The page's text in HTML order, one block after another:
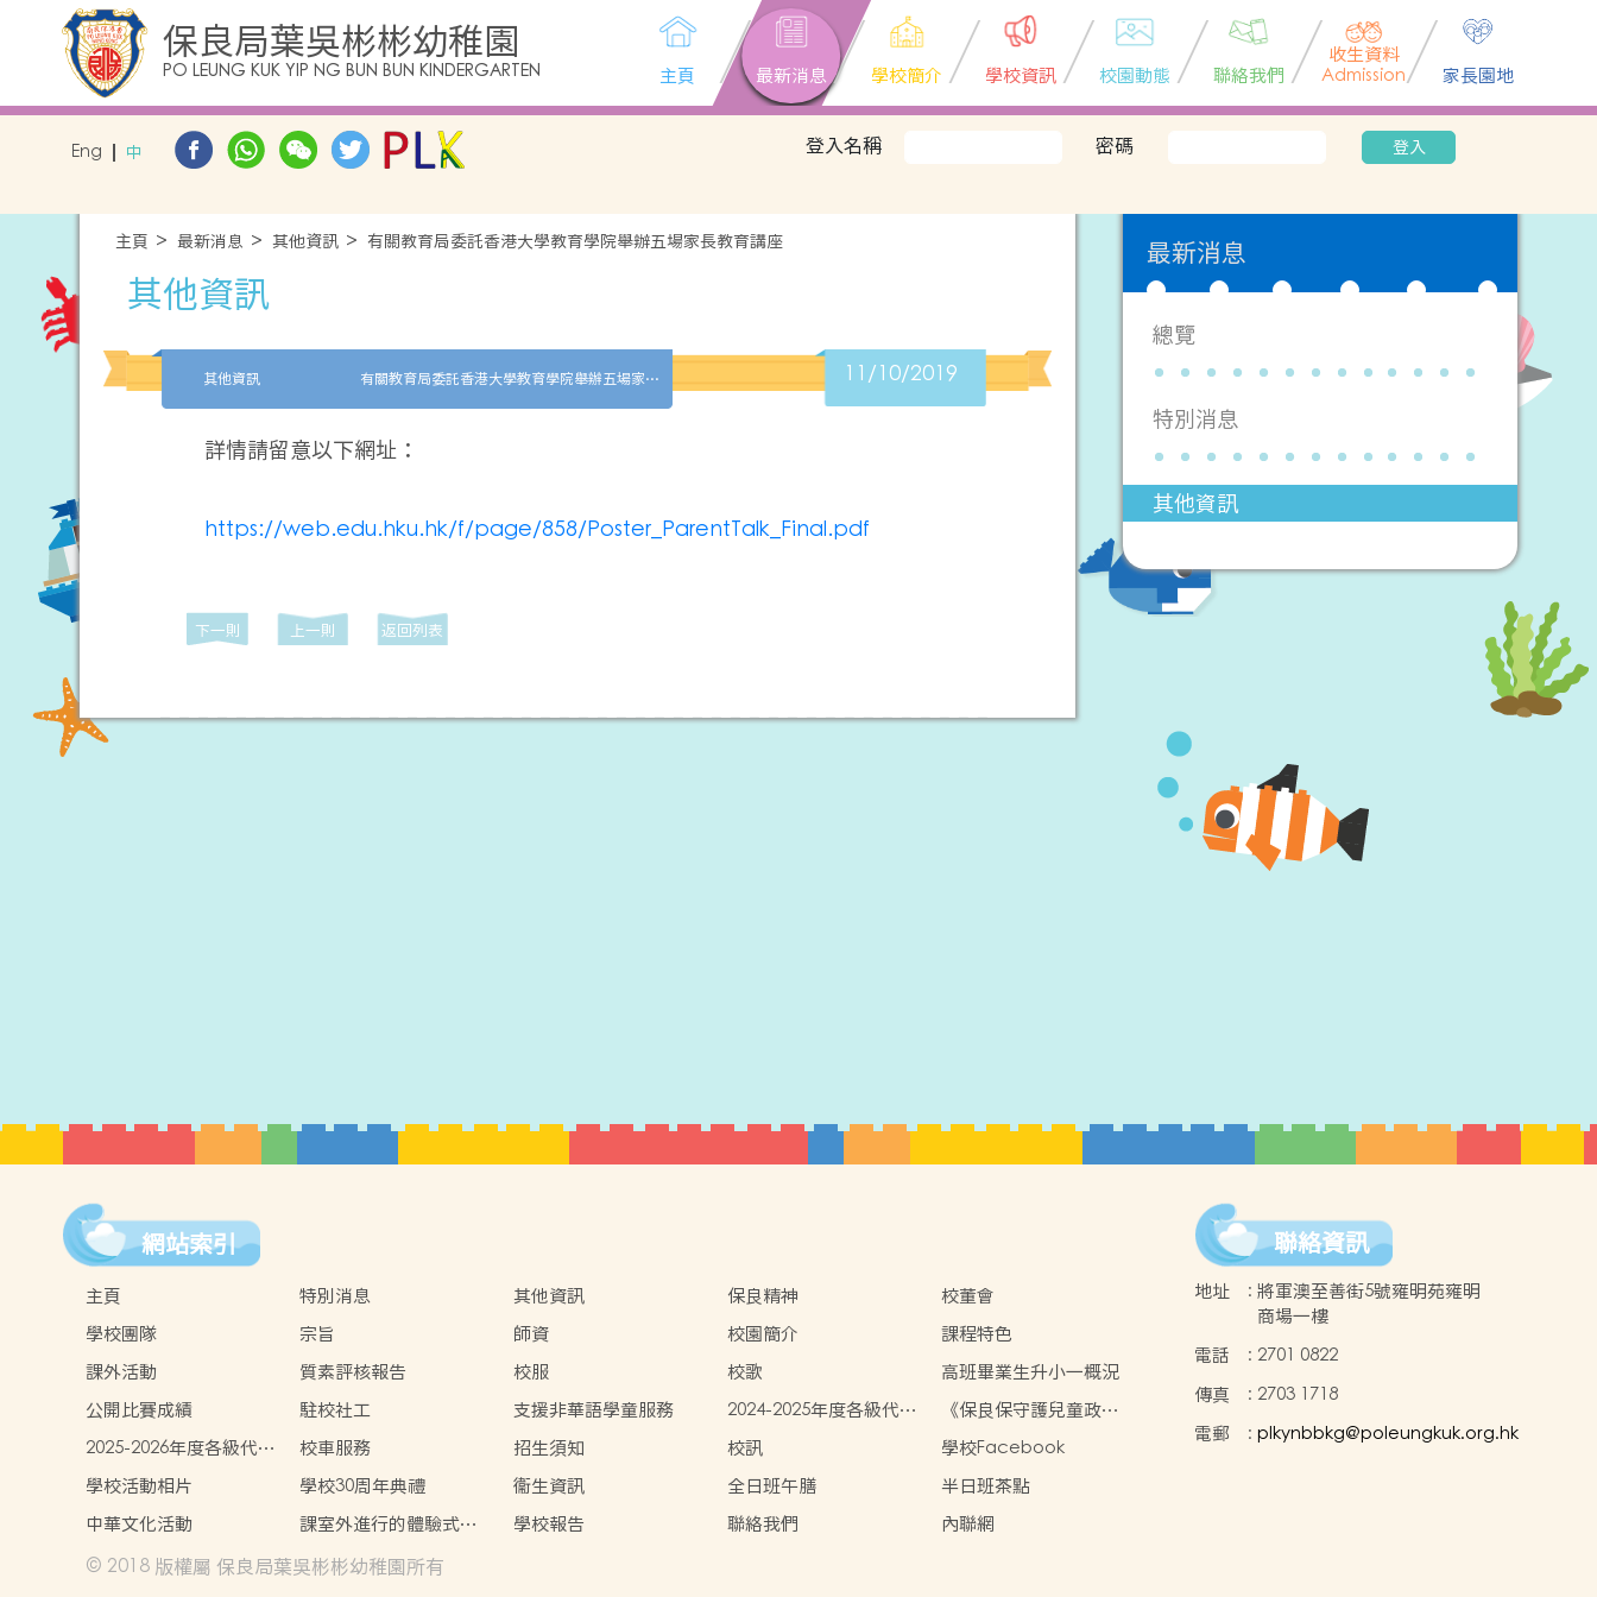
保良局葉吳彬彬幼稚園
PO LEUNG KUK YIP NG BUN BUN KINDERGARTEN 主頁 最新消息 學校簡介 學校資訊 校園動態 聯絡我們
收生資料
Admission
家長園地
Eng 中 登入名稱 密碼 登入
主頁 最新消息 其他資訊 有關教育局委託香港大學教育學院舉辦五場家長教育講座
其他資訊
其他資訊 有關教育局委託香港大學教育學院舉辦五場家長教育講座 11/10/2019
詳情請留意以下網址：
https://web.edu.hku.hk/f/page/858/Poster_ParentTalk_Final.pdf
下一則 上一則 返回列表
最新消息
總覽
特別消息
其他資訊
網站索引
主頁 特別消息 其他資訊 保良精神
校董會
學校團隊
宗旨 師資 校園簡介
課程特色
課外活動
質素評核報告 校服 校歌
高班畢業生升小一概況
公開比賽成績
駐校社工 支援非華語學童服務
2024-2025年度各級代辦
項目參考(以全套訂購計)
《保良保守護兒童政
策》
2025-2026年度各級代辦
項目參考(以全套訂購計)
校車服務 招生須知 校訊
學校Facebook
學校活動相片
學校30周年典禮 衞生資訊 全日班午膳
半日班茶點
中華文化活動
課室外進行的體驗式學
學校報告 聯絡我們 內聯網
聯絡資訊
地址 : 將軍澳至善街5號雍明苑雍明
商場一樓
電話
: 2701 0822
傳真
: 2703 1718
電郵
: plkynbbkg@poleungkuk.org.hk
© 2018 版權屬 保良局葉吳彬彬幼稚園所有